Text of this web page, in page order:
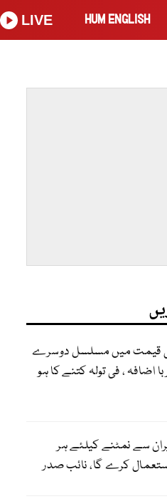
HUM ENGLISH
LIVE
قیمت میں مسلسل دوسرے
اضافہ ، فی تولہ کتنے کا ہو
سے نمٹنے کیلئے ہر
کرے گا، نائب صدر